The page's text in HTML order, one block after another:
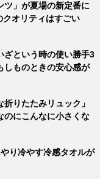
ツ」が夏場の新定番に
オリティはすごい
ざという時の使い勝手3
しものときの安心感が
りたたみリュック」
のにこんなに小さくな
り冷やす冷感タオルが